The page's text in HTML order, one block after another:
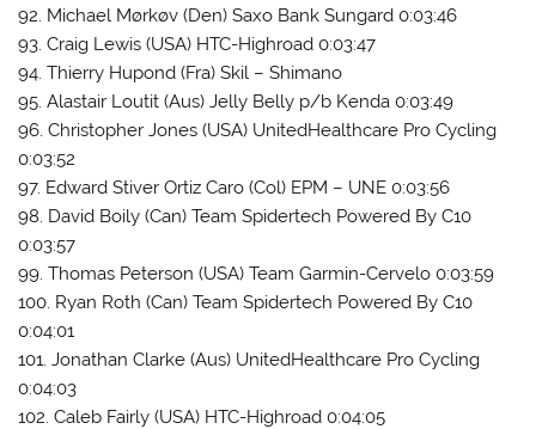
92. Michael Mørkøv (Den) Saxo Bank Sungard 0:03:46
93. Craig Lewis (USA) HTC-Highroad 0:03:47
94. Thierry Hupond (Fra) Skil – Shimano
95. Alastair Loutit (Aus) Jelly Belly p/b Kenda 0:03:49
96. Christopher Jones (USA) UnitedHealthcare Pro Cycling
0:03:52
97. Edward Stiver Ortiz Caro (Col) EPM – UNE 0:03:56
98. David Boily (Can) Team Spidertech Powered By C10
0:03:57
99. Thomas Peterson (USA) Team Garmin-Cervelo 0:03:59
100. Ryan Roth (Can) Team Spidertech Powered By C10
0:04:01
101. Jonathan Clarke (Aus) UnitedHealthcare Pro Cycling
0:04:03
102. Caleb Fairly (USA) HTC-Highroad 0:04:05